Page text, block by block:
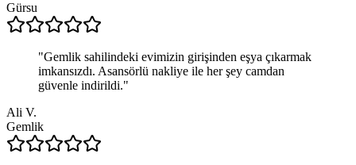
Gürsu
"Gemlik sahilindeki evimizin girişinden eşya çıkarmak
imkansızdı. Asansörlü nakliye ile her şey camdan
güvenle indirildi."
Ali V.
Gemlik